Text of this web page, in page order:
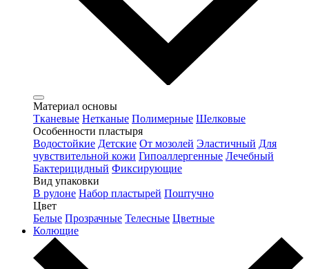
Материал основы
Тканевые Нетканые Полимерные Шелковые
Особенности пластыря
Водостойкие Детские От мозолей Эластичный Для
чувствительной кожи Гипоаллергенные Лечебный
Бактерицидный Фиксирующие
Вид упаковки
В рулоне Набор пластырей Поштучно
Цвет
Белые Прозрачные Телесные Цветные
Колющие